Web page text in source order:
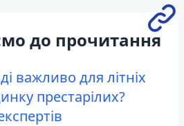
до прочитання
важливо для літніх
престарілих?